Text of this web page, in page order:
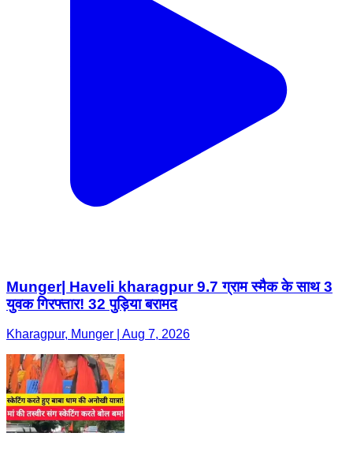
Munger| Haveli kharagpur 9.7 ग्राम स्मैक के साथ 3
युवक गिरफ्तार! 32 पुड़िया बरामद
Kharagpur, Munger | Aug 7, 2026